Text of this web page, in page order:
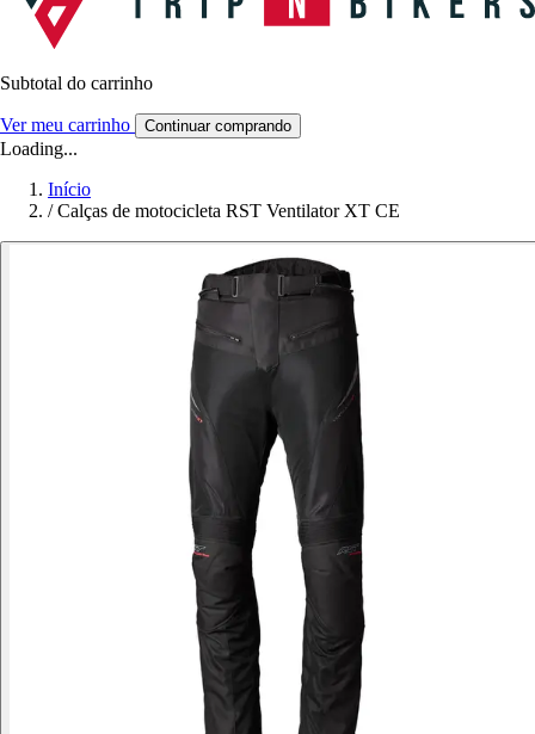
Subtotal do carrinho
Ver meu carrinho Continuar comprando
Loading...
Início
/ Calças de motocicleta RST Ventilator XT CE